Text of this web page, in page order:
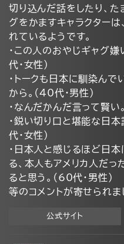
切り込んだ話をしたり、た
グをかますキャラクターは
れているようです。
・この人のおやじギャグ嫌
代・女性）
・トークも日本に馴染んで
から。（40代・男性）
・なんだかんだ言って賢い
・鋭い切り口と堪能な日本
代・女性）
・日本人と感じるほど日
る、本人もアメリカ人だっ
ると思う。（60代・男性）
等のコメントが寄せられま
公式サイト